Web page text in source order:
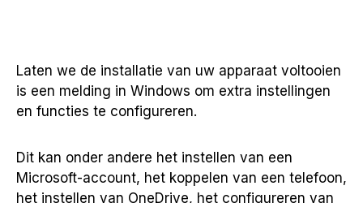
Laten we de installatie van uw apparaat voltooien
is een melding in Windows om extra instellingen
en functies te configureren.
Dit kan onder andere het instellen van een
Microsoft-account, het koppelen van een telefoon,
het instellen van OneDrive, het configureren van